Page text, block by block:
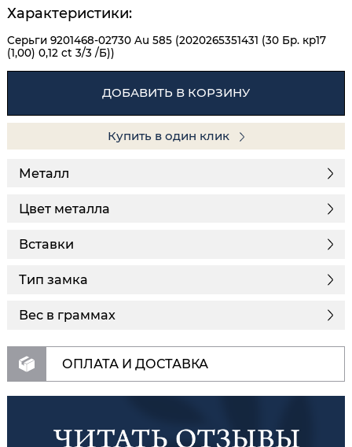
Характеристики:
Серьги 9201468-02730 Au 585 (2020265351431 (30 Бр. кр17
(1,00) 0,12 ct 3/3 /Б))
ДОБАВИТЬ В КОРЗИНУ
Купить в один клик
Металл
Цвет металла
Вставки
Тип замка
Вес в граммах
ОПЛАТА И ДОСТАВКА